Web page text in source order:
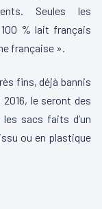
Seules les
% lait français
française ».
fins, déjà bannis
le seront des
sacs faits d’un
ou en plastique